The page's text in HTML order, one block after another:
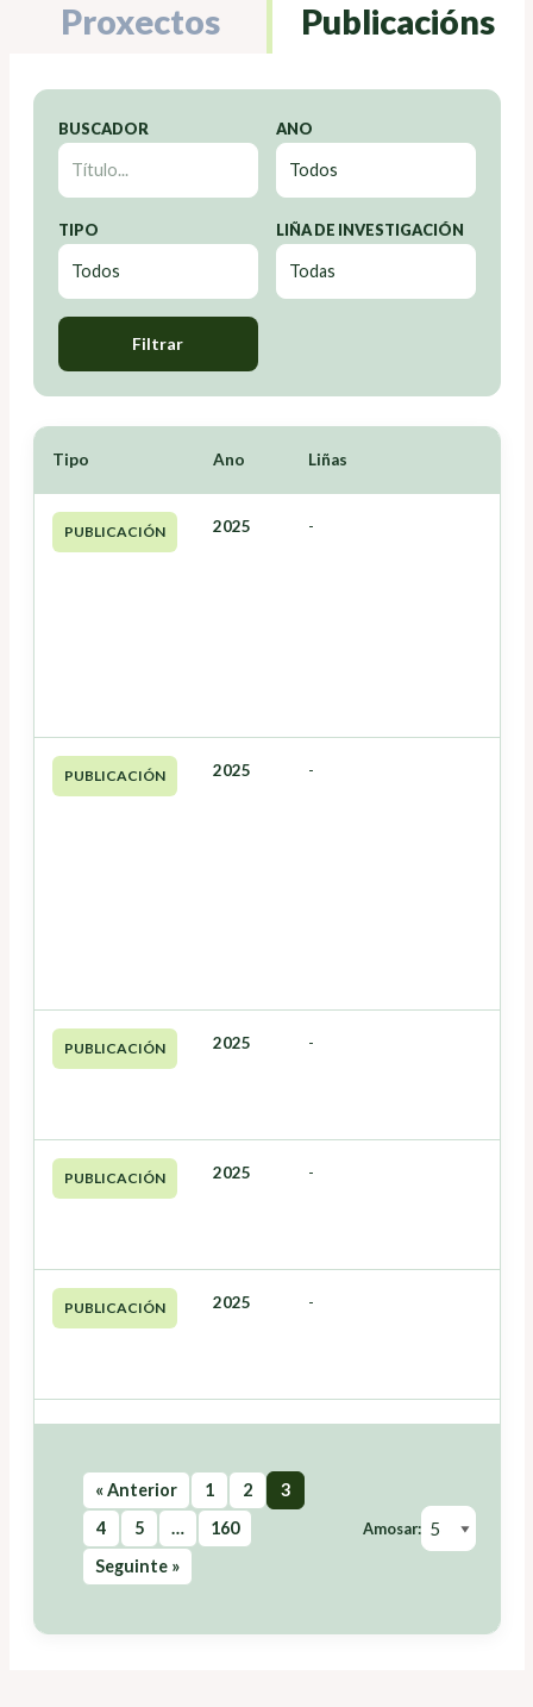
Proxectos Publicacións
BUSCADOR ANO
TIPO LIÑA DE INVESTIGACIÓN
Filtrar
Tipo Ano Liñas
PUBLICACIÓN 2025 -
PUBLICACIÓN 2025 -
PUBLICACIÓN 2025 -
PUBLICACIÓN 2025 -
PUBLICACIÓN 2025 -
« Anterior 1 2
3
4
5 …
160
Seguinte »
Amosar: